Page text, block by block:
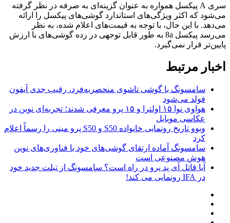
سری A پیکسل همواره به عنوان گزینه‌ای به صرفه در نظر گرفته
می‌شود که اکثر ویژگی‌های استاندارد گوشی‌های پیکسل را ارائه
می‌دهد. با این حال، با توجه به قیمت‌های اعلام شده، به نظر
می‌رسد پیکسل 8a به طور قابل توجهی در رده گوشی‌های با ارزش
پایین‌تر قرار نمی‌گیرد.
اخبار مرتبط
سامسونگ با گوشی تاشوی منحصربه‌فرد، رقیب جدی آیفون
فولد می‌شود
هواوی نوا ۱۵ اولترا و ۱۵ پرو معرفی شدند؛ تجربه‌ای نوین در
عکاسی موبایل
ویوو تاریخ رونمایی خانواده S50 و S50 پرو مینی را رسماً اعلام
کرد
سامسونگ آماده ارتقای گوشی‌های خود با فناوری‌های نوین
هوش مصنوعی است
آیا قاتل آی پد پرو در راه است؟ سامسونگ از تبلت جدید خود
در IFA رونمایی می کند!